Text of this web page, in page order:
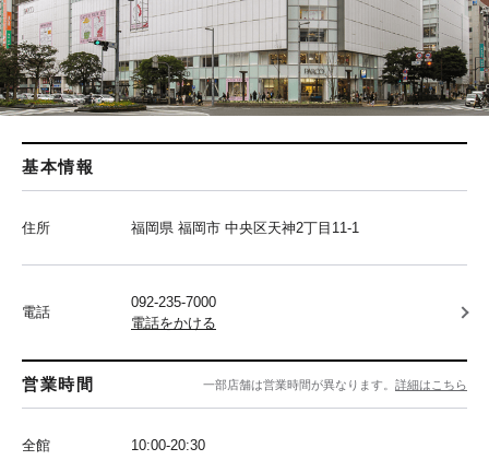
基本情報
住所 福岡県 福岡市 中央区天神2丁目11-1
電話
092-235-7000
電話をかける
営業時間 一部店舗は営業時間が異なります。 詳細はこちら
全館 10:00-20:30